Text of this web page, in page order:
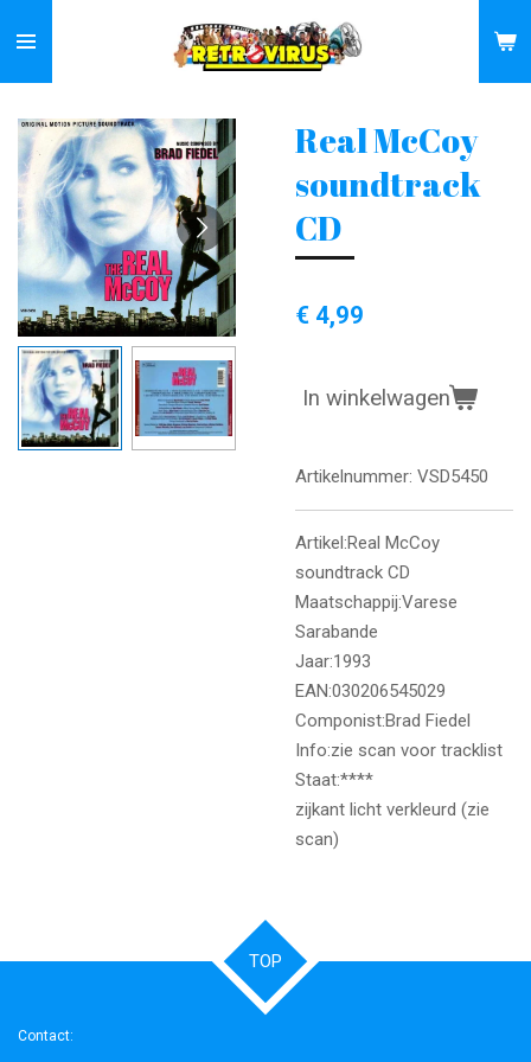
direct
naar
de
hoofdinhoud
Real McCoy
soundtrack
CD
€ 4,99
In winkelwagen
Artikelnummer: VSD5450
Artikel:Real McCoy
soundtrack CD
Maatschappij:Varese
Sarabande
Jaar:1993
EAN:030206545029
Componist:Brad Fiedel
Info:zie scan voor tracklist
Staat:****
zijkant licht verkleurd (zie
scan)
TOP
Contact: